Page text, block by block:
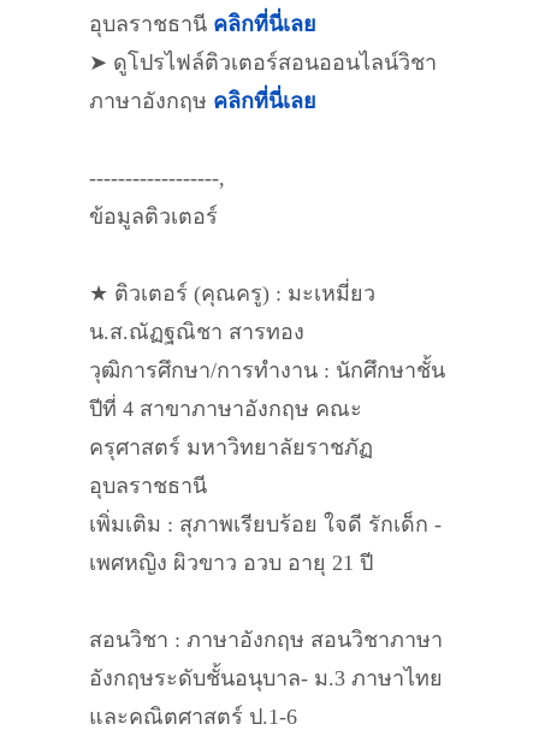
อุบลราชธานี คลิกที่นี่เลย
➤ ดูโปรไฟล์ติวเตอร์สอนออนไลน์วิชา
ภาษาอังกฤษ คลิกที่นี่เลย
------------------,
ข้อมูลติวเตอร์
★ ติวเตอร์ (คุณครู) : มะเหมี่ยว
น.ส.ณัฏฐณิชา สารทอง
วุฒิการศึกษา/การทำงาน : นักศึกษาชั้น
ปีที่ 4 สาขาภาษาอังกฤษ คณะ
ครุศาสตร์ มหาวิทยาลัยราชภัฏ
อุบลราชธานี
เพิ่มเติม : สุภาพเรียบร้อย ใจดี รักเด็ก -
เพศหญิง ผิวขาว อวบ อายุ 21 ปี
สอนวิชา : ภาษาอังกฤษ สอนวิชาภาษา
อังกฤษระดับชั้นอนุบาล- ม.3 ภาษาไทย
และคณิตศาสตร์ ป.1-6